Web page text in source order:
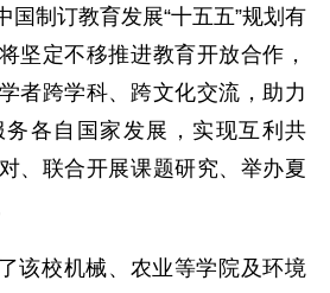
国制订教育发展“十五五”规划有
坚定不移推进教育开放合作，
者跨学科、跨文化交流，助力
务各自国家发展，实现互利共
、联合开展课题研究、举办夏
该校机械、农业等学院及环境